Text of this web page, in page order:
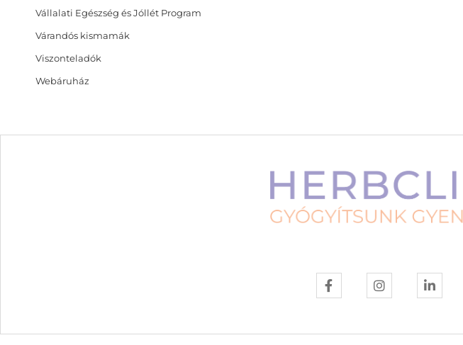
Vállalati Egészség és Jóllét Program
Várandós kismamák
Viszonteladók
Webáruház